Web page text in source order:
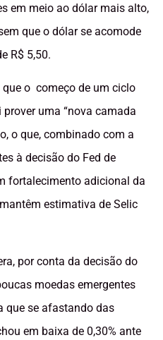
em meio ao dólar mais alto,
que o dólar se acomode
R$ 5,50.
que o começo de um ciclo
uma “nova camada
o que, combinado com a
à decisão do Fed de
fortalecimento adicional da
estimativa de Selic
por conta da decisão do
moedas emergentes
que se afastando das
em baixa de 0,30% ante